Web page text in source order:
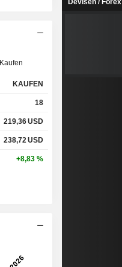
Kaufen
KAUFEN
18
219,36USD
238,72USD
+8,83 %
Devisen / Forex